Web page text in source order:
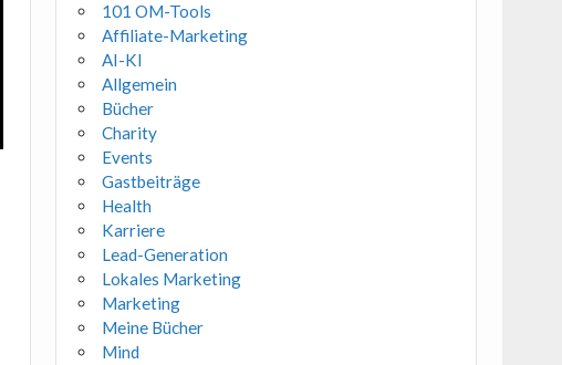
101 OM-Tools
Affiliate-Marketing
AI-KI
Allgemein
Bücher
Charity
Events
Gastbeiträge
Health
Karriere
Lead-Generation
Lokales Marketing
Marketing
Meine Bücher
Mind